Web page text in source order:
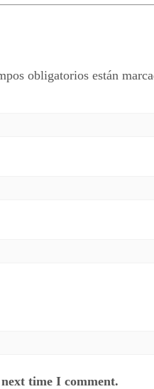
obligatorios están
time I comment.